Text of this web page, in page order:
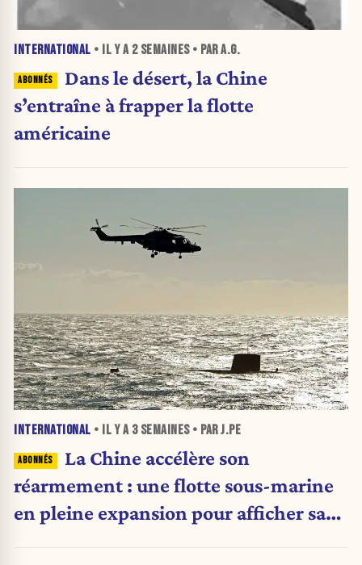
INTERNATIONAL • IL Y A 2 SEMAINES• PAR A.G.
Dans le désert, la Chine
s’entraîne à frapper la flotte
américaine
INTERNATIONAL • IL Y A 3 SEMAINES• PAR J.PE
La Chine accélère son
réarmement : une flotte sous-marine
en pleine expansion pour afficher sa